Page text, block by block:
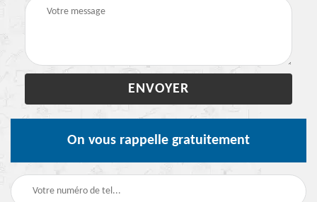
On vous rappelle gratuitement